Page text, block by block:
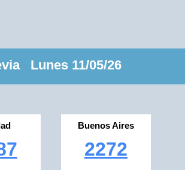
Lunes 11/05/26
Buenos Aires
2272